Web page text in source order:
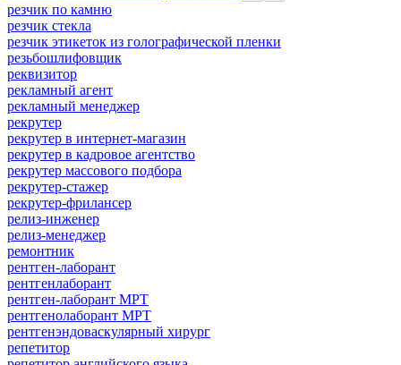
резчик по камню
резчик стекла
резчик этикеток из голографической пленки
резьбошлифовщик
реквизитор
рекламный агент
рекламный менеджер
рекрутер
рекрутер в интернет-магазин
рекрутер в кадровое агентство
рекрутер массового подбора
рекрутер-стажер
рекрутер-фрилансер
релиз-инженер
релиз-менеджер
ремонтник
рентген-лаборант
рентгенлаборант
рентген-лаборант МРТ
рентгенолаборант МРТ
рентгенэндоваскулярный хирург
репетитор